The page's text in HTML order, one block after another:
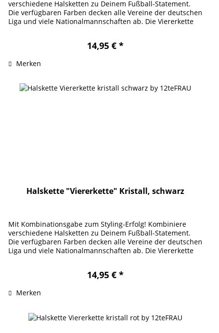
verschiedene Halsketten zu Deinem Fußball-Statement.
Die verfügbaren Farben decken alle Vereine der deutschen
Liga und viele Nationalmannschaften ab. Die Viererkette
14,95 € *
Merken
Halskette "Viererkette" Kristall, schwarz
Mit Kombinationsgabe zum Styling-Erfolg! Kombiniere
verschiedene Halsketten zu Deinem Fußball-Statement.
Die verfügbaren Farben decken alle Vereine der deutschen
Liga und viele Nationalmannschaften ab. Die Viererkette
14,95 € *
Merken